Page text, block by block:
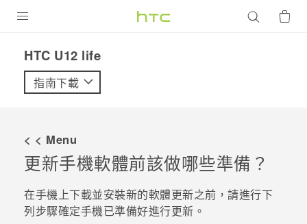
VIVE
優惠專區
HTC U12 life‎
指南下載
< < Menu
更新手機軟體前該做哪些準備？
在手機上下載並安裝新的軟體更新之前，請進行下
列步驟確定手機已準備好進行更新。